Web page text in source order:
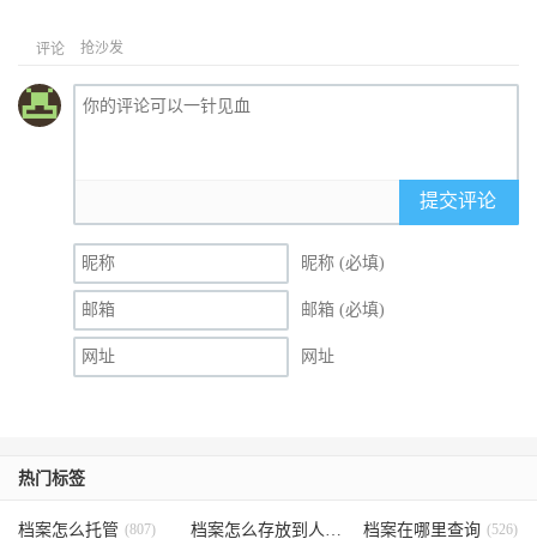
评论 抢沙发
提交评论
昵称 (必填)
邮箱 (必填)
网址
热门标签
档案怎么托管 (807) (535)
档案在哪里查询 (526)